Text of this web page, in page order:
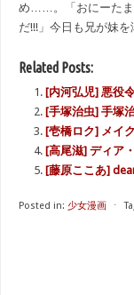
め……。「おにーたま
だ!!!」今日も兄が妹
Related Posts:
[内河弘児] 悪役
[手塚治虫] 手塚
[壱橋ロク] メイ
[高尾滋] ディア
[藤原ここあ]
Posted in: 少女漫画 ⋅